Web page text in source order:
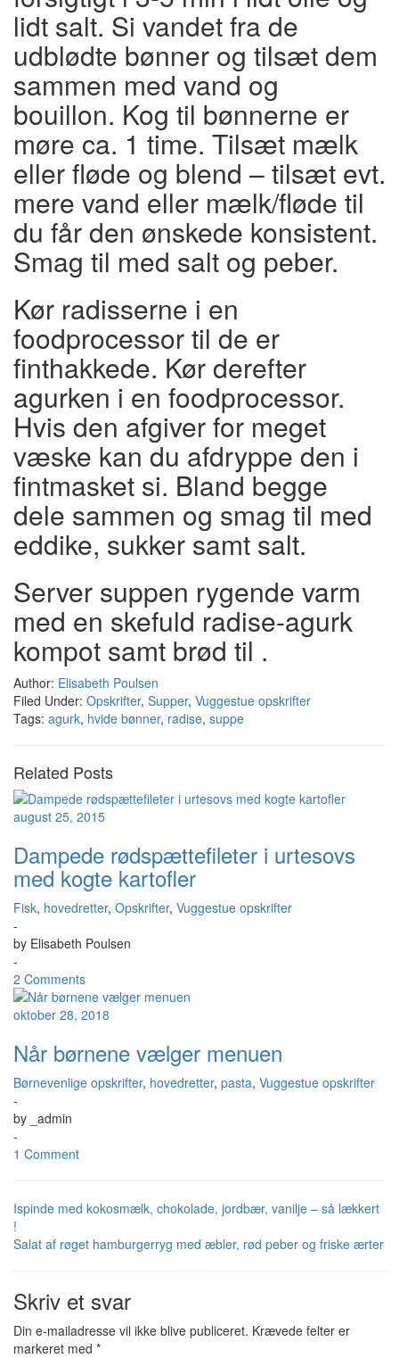
lidt salt. Si vandet fra de
udblødte bønner og tilsæt dem
sammen med vand og
bouillon. Kog til bønnerne er
møre ca. 1 time. Tilsæt mælk
eller fløde og blend – tilsæt evt.
mere vand eller mælk/fløde til
du får den ønskede konsistent.
Smag til med salt og peber.
Kør radisserne i en
foodprocessor til de er
finthakkede. Kør derefter
agurken i en foodprocessor.
Hvis den afgiver for meget
væske kan du afdryppe den i
fintmasket si. Bland begge
dele sammen og smag til med
eddike, sukker samt salt.
Server suppen rygende varm
med en skefuld radise-agurk
kompot samt brød til .
Author: Elisabeth Poulsen
Filed Under: Opskrifter, Supper, Vuggestue opskrifter
Tags: agurk, hvide bønner, radise, suppe
Related Posts
august 25, 2015
Dampede rødspættefileter i urtesovs
med kogte kartofler
Fisk, hovedretter, Opskrifter, Vuggestue opskrifter
-
by Elisabeth Poulsen
-
2 Comments
oktober 28, 2018
Når børnene vælger menuen
Børnevenlige opskrifter, hovedretter, pasta, Vuggestue opskrifter
-
by _admin
-
1 Comment
Ispinde med kokosmælk, chokolade, jordbær, vanilje – så lækkert
!
Salat af røget hamburgerryg med æbler, rød peber og friske ærter
Skriv et svar
Din e-mailadresse vil ikke blive publiceret. Krævede felter er
markeret med *